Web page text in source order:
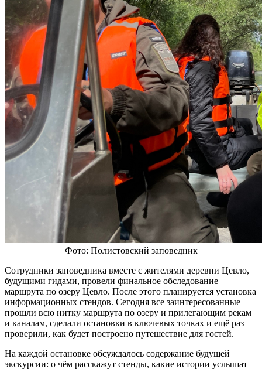
Фото: Полистовский заповедник
Сотрудники заповедника вместе с жителями деревни Цевло,
будущими гидами, провели финальное обследование
маршрута по озеру Цевло. После этого планируется установка
информационных стендов. Сегодня все заинтересованные
прошли всю нитку маршрута по озеру и прилегающим рекам
и каналам, сделали остановки в ключевых точках и ещё раз
проверили, как будет построено путешествие для гостей.
На каждой остановке обсуждалось содержание будущей
экскурсии: о чём расскажут стенды, какие истории услышат